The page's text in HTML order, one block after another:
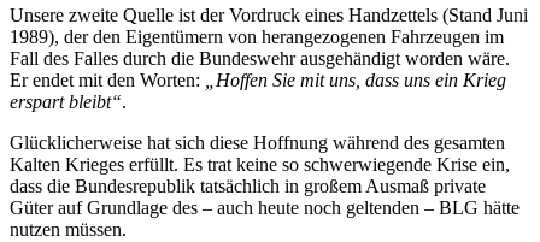
Unsere zweite Quelle ist der Vordruck eines Handzettels (Stand Juni
1989), der den Eigentümern von herangezogenen Fahrzeugen im
Fall des Falles durch die Bundeswehr ausgehändigt worden wäre.
Er endet mit den Worten: „Hoffen Sie mit uns, dass uns ein Krieg
erspart bleibt“.
Glücklicherweise hat sich diese Hoffnung während des gesamten
Kalten Krieges erfüllt. Es trat keine so schwerwiegende Krise ein,
dass die Bundesrepublik tatsächlich in großem Ausmaß private
Güter auf Grundlage des – auch heute noch geltenden – BLG hätte
nutzen müssen.